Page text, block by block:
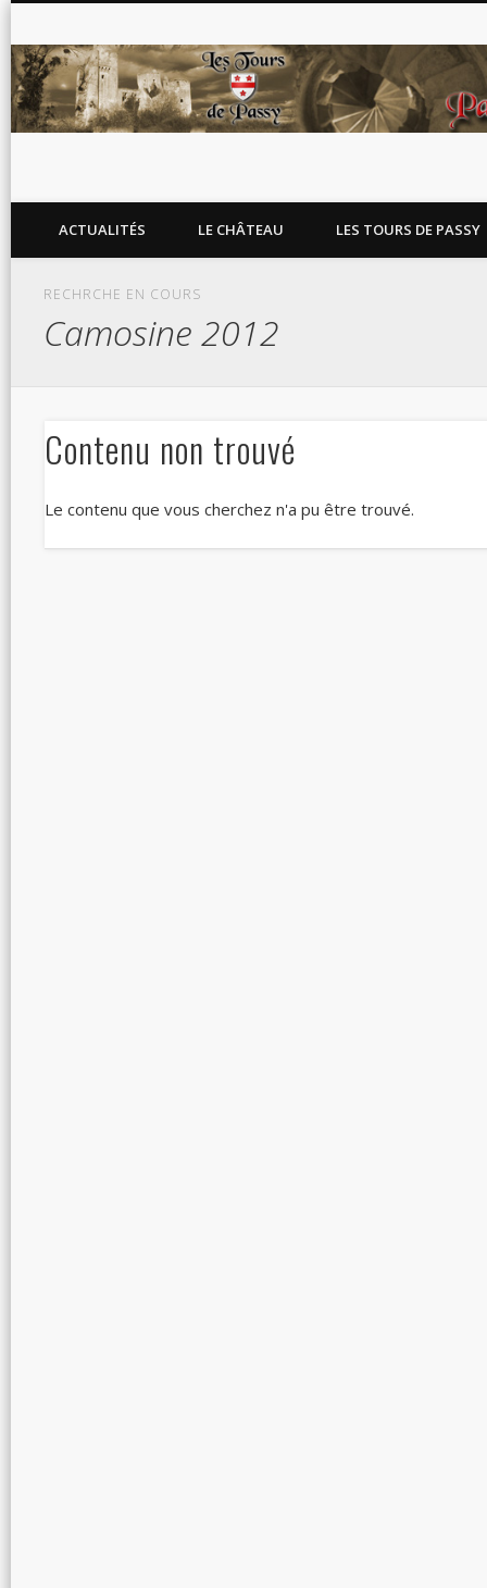
Blog de l'association Les Tours de Passy
ACTUALITÉS LE CHÂTEAU LES TOURS DE PASSY
RECHRCHE EN COURS
Camosine 2012
Contenu non trouvé
Le contenu que vous cherchez n'a pu être trouvé.